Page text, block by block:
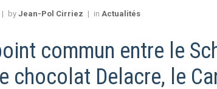
by Jean-Pol Cirriez in Actualités
commun entre le
chocolat Delacre, le